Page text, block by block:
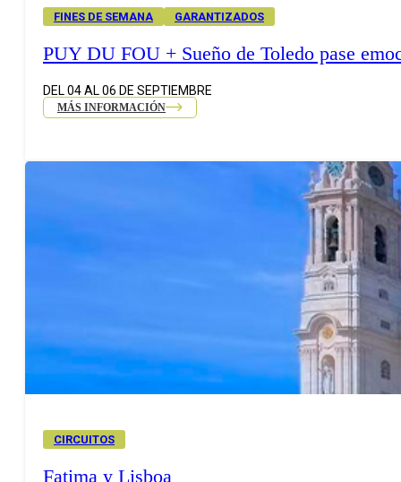
FINES DE SEMANA GARANTIZADOS
PUY DU FOU + Sueño de Toledo pase
DEL 04 AL 06 DE SEPTIEMBRE
MÁS INFORMACIÓN
CIRCUITOS
Fatima y Lisboa